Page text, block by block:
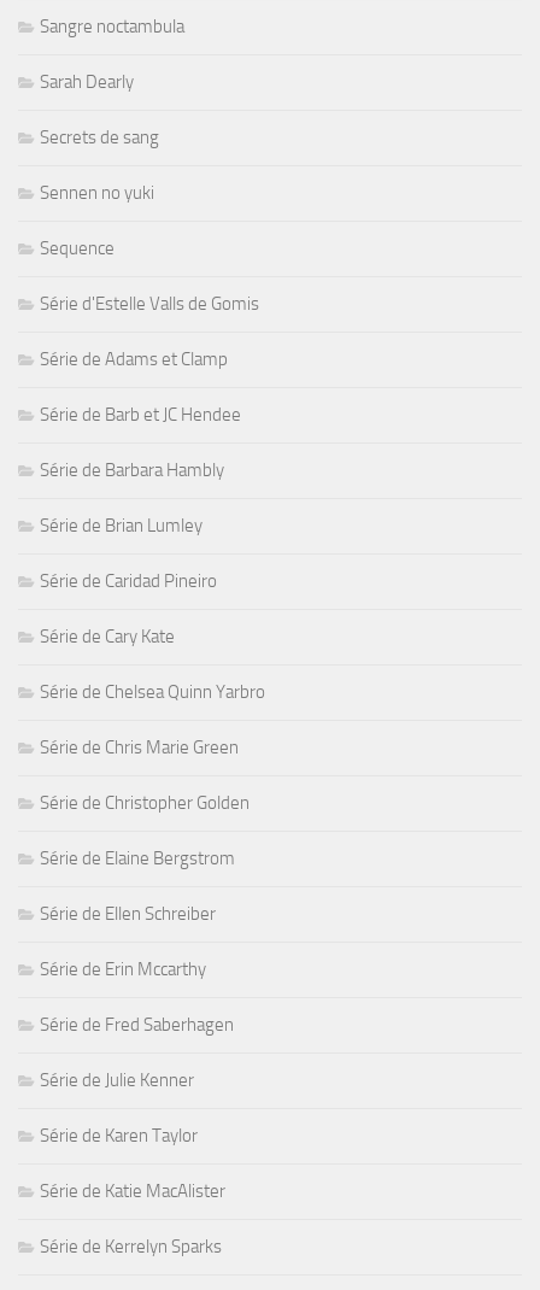
Sangre noctambula
Sarah Dearly
Secrets de sang
Sennen no yuki
Sequence
Série d'Estelle Valls de Gomis
Série de Adams et Clamp
Série de Barb et JC Hendee
Série de Barbara Hambly
Série de Brian Lumley
Série de Caridad Pineiro
Série de Cary Kate
Série de Chelsea Quinn Yarbro
Série de Chris Marie Green
Série de Christopher Golden
Série de Elaine Bergstrom
Série de Ellen Schreiber
Série de Erin Mccarthy
Série de Fred Saberhagen
Série de Julie Kenner
Série de Karen Taylor
Série de Katie MacAlister
Série de Kerrelyn Sparks